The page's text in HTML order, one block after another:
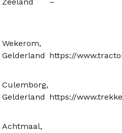
Wekerom,
Gelderland https://
Culemborg,
Gelderland https://
Achtmaal,